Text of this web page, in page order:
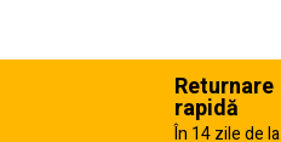
Returnare
rapidă
În 14 zile de la